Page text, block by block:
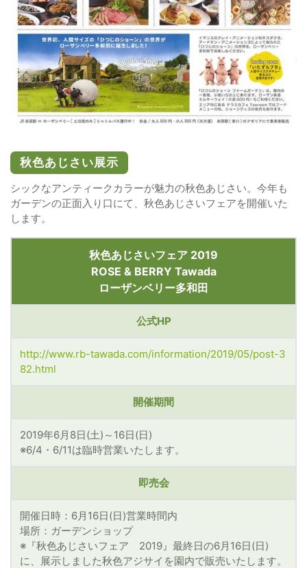
秋色あじさい展示
シックなアンティークカラーが魅力の秋色あじさい。今年も
ガーデンの正面入り口にて、秋色あじさいフェアを開催いた
します。
秋色あじさいフェア 2019
ROSE & BERRY Tawada
ローザンベリー多和田
公式HP
http://www.rb-tawada.com/information/2019/05/post-3
82.html
開催期間
2019年6月8日(土)～16日(日)
※6/4・6/11は臨時営業いたします。
即売会
開催日時：6月16日(日)営業時間内
場所：ガーデンショップ
※『秋色あじさいフェア 2019』最終日の6月16日(日)
に、展示しました秋色アジサイを園内で販売いたします。